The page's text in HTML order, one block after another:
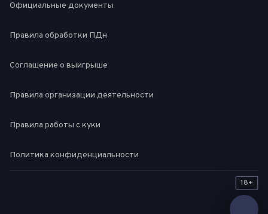
Официальные документы
Правила обработки ПДн
Соглашение о выигрыше
Правила организации деятельности
Правила работы с куки
Политика конфиденциальности
18+